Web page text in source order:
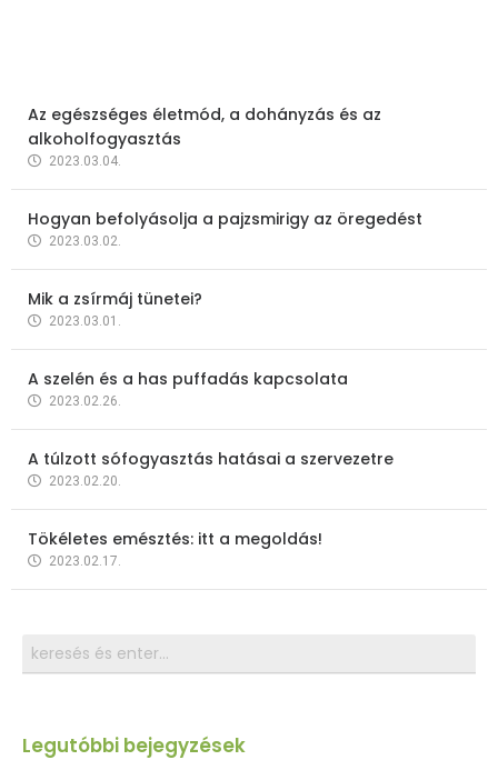
Az egészséges életmód, a dohányzás és az
alkoholfogyasztás
2023.03.04.
Hogyan befolyásolja a pajzsmirigy az öregedést
2023.03.02.
Mik a zsírmáj tünetei?
2023.03.01.
A szelén és a has puffadás kapcsolata
2023.02.26.
A túlzott sófogyasztás hatásai a szervezetre
2023.02.20.
Tökéletes emésztés: itt a megoldás!
2023.02.17.
Legutóbbi bejegyzések